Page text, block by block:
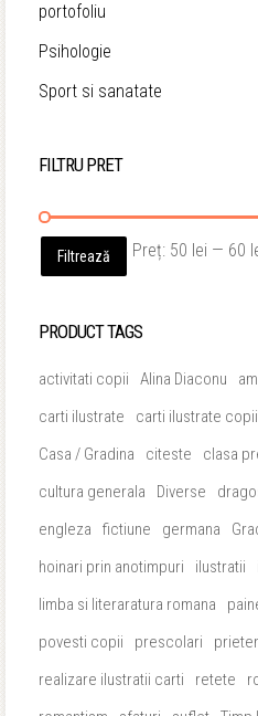
portofoliu
Psihologie
Sport si sanatate
FILTRU PRET
Preț
Preț
Filtrează Preț: 50 lei — 60
PRODUCT TAGS
activitati copii Alina Diaconu
carti ilustrate
carti ilustrate copii
Casa / Gradina
citeste clasa
cultura generala
Diverse
engleza
fictiune germana
hoinari prin anotimpuri
ilustratii
limba si literaratura romana
povesti copii
prescolari
realizare ilustratii carti
retete